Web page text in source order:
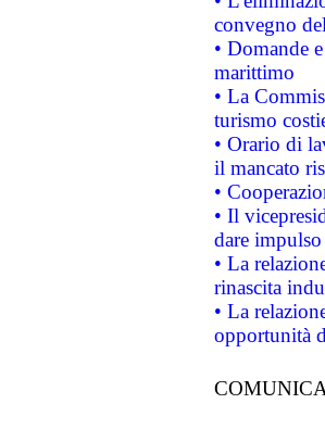
convegno
• Domande
marittimo
• La
turismo
• Orario di
il mancato
•
• Il
dare
• La
rinascita
• La
opportunità